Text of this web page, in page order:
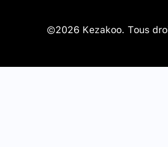
©2026 Kezakoo. Tous